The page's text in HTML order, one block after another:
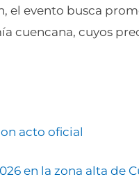
el evento busca
cuencana, cuyos
acto oficial
en la zona alta de